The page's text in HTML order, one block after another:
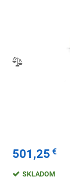
501,25 €
SKLADOM